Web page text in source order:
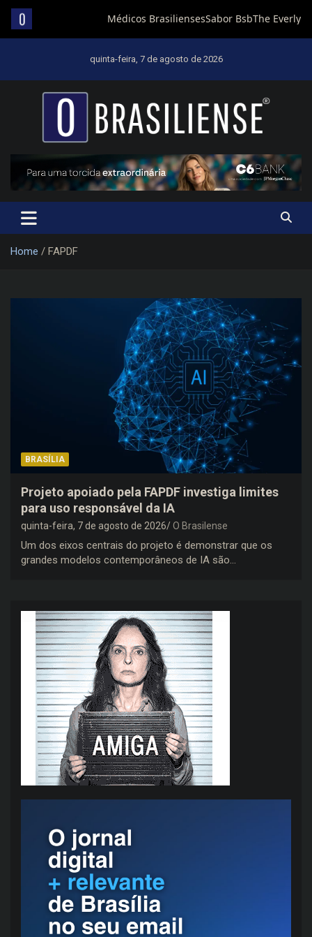
quinta-feira, 7 de agosto de 2026
Um diário de notícias que trabalha por Brasília
Home FAPDF
BRASÍLIA
Projeto apoiado pela FAPDF investiga limites
para uso responsável da IA
quinta-feira, 7 de agosto de 2026 O Brasilense
Um dos eixos centrais do projeto é demonstrar que os
grandes modelos contemporâneos de IA são…